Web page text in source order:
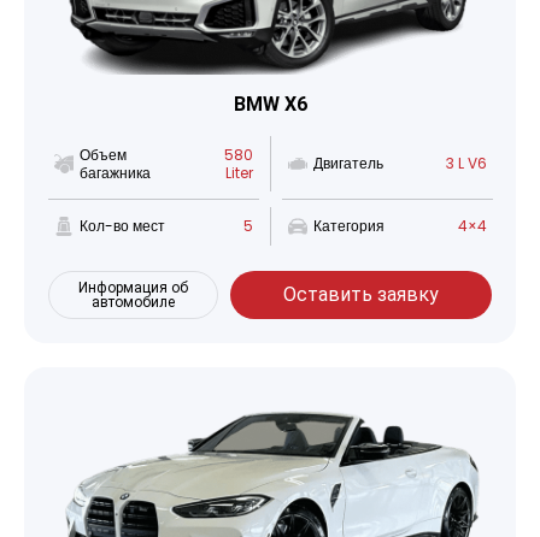
BMW X6
Объем
багажника
580
Liter
Двигатель 3 L V6
Кол-во мест 5 Категория 4×4
Информация об
автомобиле
Оставить заявку